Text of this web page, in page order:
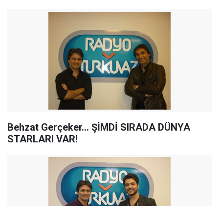
Behzat Gerçeker... ŞİMDİ SIRADA DÜNYA
STARLARI VAR!